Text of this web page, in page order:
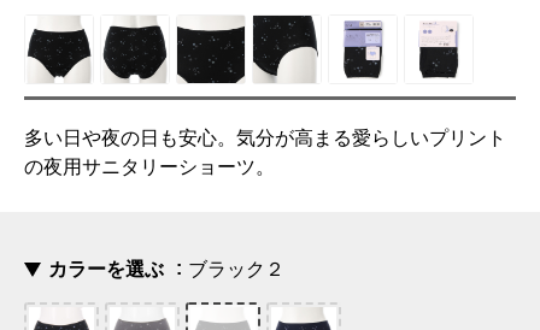
多い日や夜の日も安心。気分が高まる愛らしいプリント
の夜用サニタリーショーツ。
カラーを選ぶ ブラック２